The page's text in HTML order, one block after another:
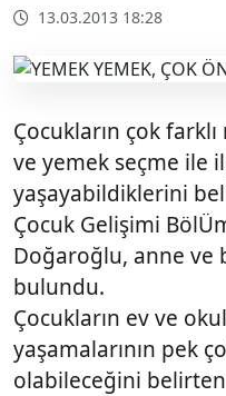
13.03.2013 18:28
Çocukların çok
ve yemek seçme ile
yaşayabildiklerini
Çocuk Gelişimi
Doğaroğlu, anne ve
bulundu.
Çocukların ev ve
yaşamalarının pek
olabileceğini